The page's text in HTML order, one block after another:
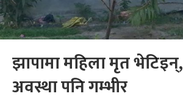
झापामा महिला मृत
अवस्था पनि गम्भीर